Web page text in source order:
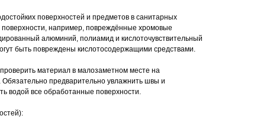
поверхностей и предметов в санитарных
например, повреждённые хромовые
алюминий, полиамид и кислоточувствительный
быть повреждены кислотосодержащими средствами.
материал в малозаметном месте на
Обязательно предварительно увлажнить швы и
водой все обработанные поверхности.